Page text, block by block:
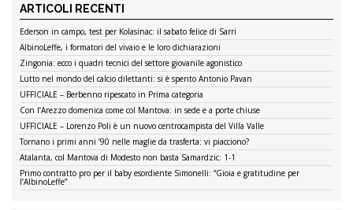
ARTICOLI RECENTI
Ederson in campo, test per Kolasinac: il sabato felice di Sarri
AlbinoLeffe, i formatori del vivaio e le loro dichiarazioni
Zingonia: ecco i quadri tecnici del settore giovanile agonistico
Lutto nel mondo del calcio dilettanti: si è spento Antonio Pavan
UFFICIALE – Berbenno ripescato in Prima categoria
Con l’Arezzo domenica come col Mantova: in sede e a porte chiuse
UFFICIALE – Lorenzo Poli è un nuovo centrocampista del Villa Valle
Tornano i primi anni ’90 nelle maglie da trasferta: vi piacciono?
Atalanta, col Mantova di Modesto non basta Samardzic: 1-1
Primo contratto pro per il baby esordiente Simonelli: “Gioia e gratitudine per
l’AlbinoLeffe”